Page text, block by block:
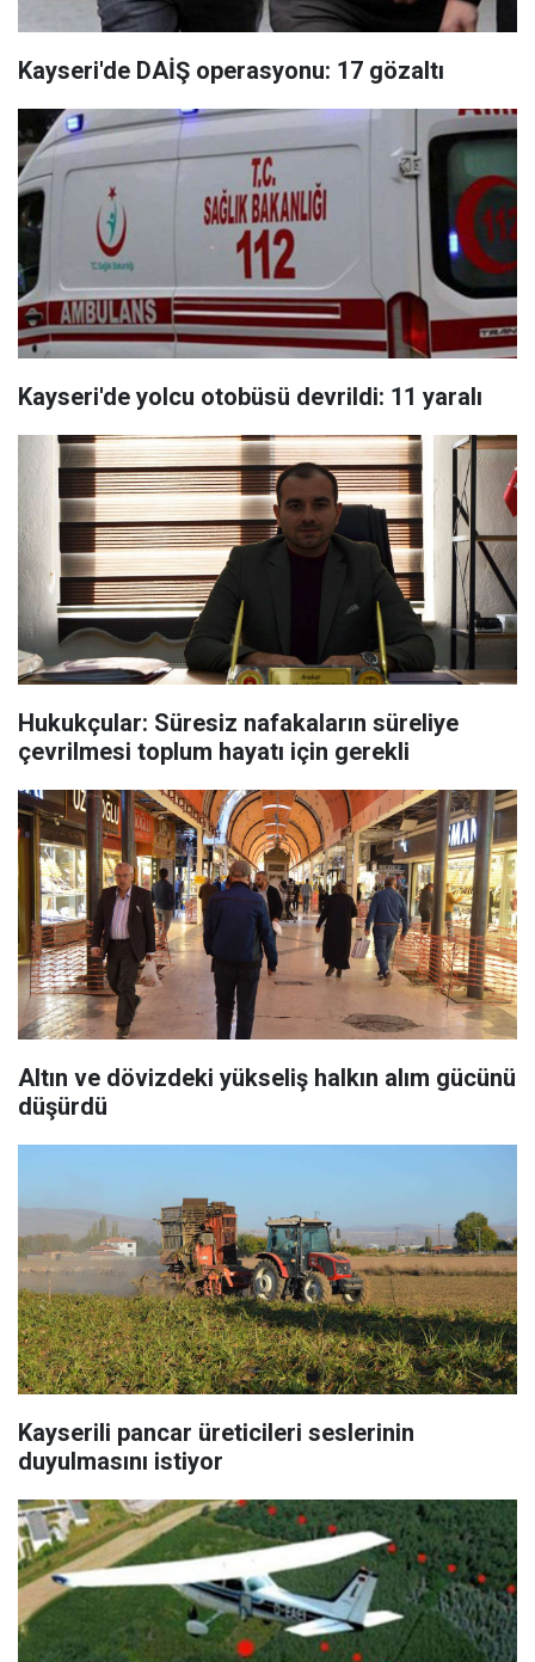
Kayseri'de DAİŞ operasyonu: 17 gözaltı
Kayseri'de yolcu otobüsü devrildi: 11 yaralı
Hukukçular: Süresiz nafakaların süreliye
çevrilmesi toplum hayatı için gerekli
Altın ve dövizdeki yükseliş halkın alım gücünü
düşürdü
Kayserili pancar üreticileri seslerinin
duyulmasını istiyor